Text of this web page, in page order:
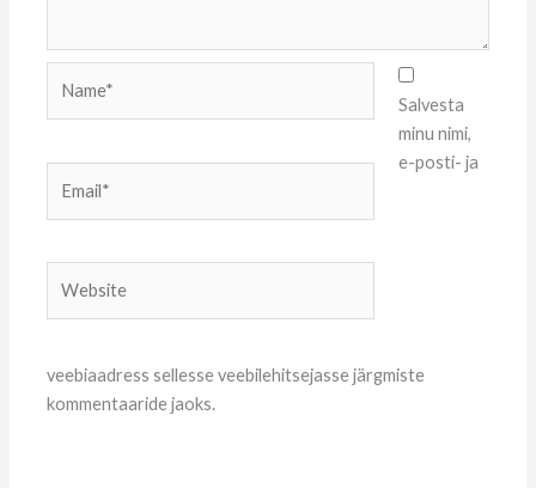
Salvesta
minu nimi,
e-posti- ja
veebiaadress sellesse veebilehitsejasse järgmiste
kommentaaride jaoks.